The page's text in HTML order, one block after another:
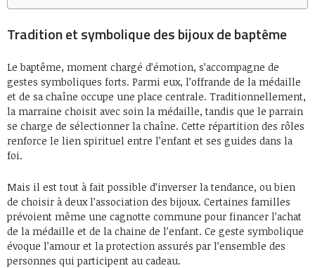
Tradition et symbolique des bijoux de baptême
Le baptême, moment chargé d’émotion, s’accompagne de
gestes symboliques forts. Parmi eux, l’offrande de la médaille
et de sa chaîne occupe une place centrale. Traditionnellement,
la marraine choisit avec soin la médaille, tandis que le parrain
se charge de sélectionner la chaîne. Cette répartition des rôles
renforce le lien spirituel entre l’enfant et ses guides dans la
foi.
Mais il est tout à fait possible d’inverser la tendance, ou bien
de choisir à deux l’association des bijoux. Certaines familles
prévoient même une cagnotte commune pour financer l’achat
de la médaille et de la chaine de l’enfant. Ce geste symbolique
évoque l’amour et la protection assurés par l’ensemble des
personnes qui participent au cadeau.